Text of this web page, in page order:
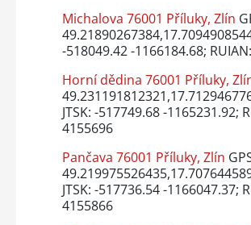
Michalova 76001 Příluky, Zlín
-518049.42 -1166184.68;
Horní dědina 76001 Příluky,
JTSK: -517749.68 -1165231.92;
4155696
Pančava 76001 Příluky, Zlín
JTSK: -517736.54 -1166047.37;
4155866